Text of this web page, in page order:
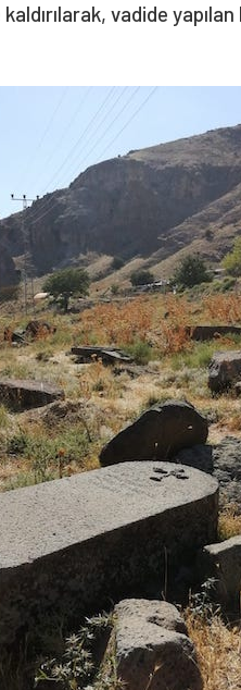
vadide